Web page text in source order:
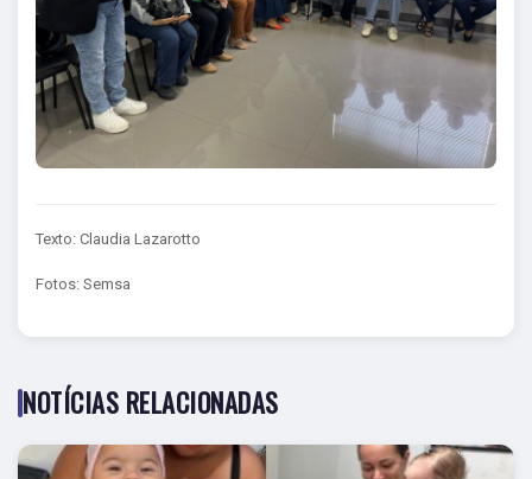
Texto: Claudia Lazarotto
Fotos: Semsa
NOTÍCIAS RELACIONADAS